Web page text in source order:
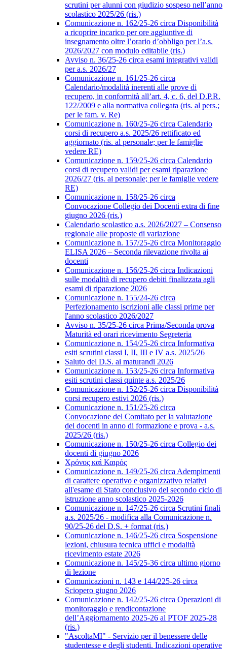
scrutini per alunni con giudizio sospeso nell’anno
scolastico 2025/26 (ris.)
Comunicazione n. 162/25-26 circa Disponibilità
a ricoprire incarico per ore aggiuntive di
insegnamento oltre l’orario d’obbligo per l’a.s.
2026/2027 con modulo editabile (ris.)
Avviso n. 36/25-26 circa esami integrativi validi
per a.s. 2026/27
Comunicazione n. 161/25-26 circa
Calendario/modalità inerenti alle prove di
recupero, in conformità all’art. 4, c. 6, del D.P.R.
122/2009 e alla normativa collegata (ris. al pers.;
per le fam. v. Re)
Comunicazione n. 160/25-26 circa Calendario
corsi di recupero a.s. 2025/26 rettificato ed
aggiornato (ris. al personale; per le famiglie
vedere RE)
Comunicazione n. 159/25-26 circa Calendario
corsi di recupero validi per esami riparazione
2026/27 (ris. al personale; per le famiglie vedere
RE)
Comunicazione n. 158/25-26 circa
Convocazione Collegio dei Docenti extra di fine
giugno 2026 (ris.)
Calendario scolastico a.s. 2026/2027 – Consenso
regionale alle proposte di variazione
Comunicazione n. 157/25-26 circa Monitoraggio
ELISA 2026 – Seconda rilevazione rivolta ai
docenti
Comunicazione n. 156/25-26 circa Indicazioni
sulle modalità di recupero debiti finalizzata agli
esami di riparazione 2026
Comunicazione n. 155/24-26 circa
Perfezionamento iscrizioni alle classi prime per
l'anno scolastico 2026/2027
Avviso n. 35/25-26 circa Prima/Seconda prova
Maturità ed orari ricevimento Segreteria
Comunicazione n. 154/25-26 circa Informativa
esiti scrutini classi I, II, III e IV a.s. 2025/26
Saluto del D.S. ai maturandi 2026
Comunicazione n. 153/25-26 circa Informativa
esiti scrutini classi quinte a.s. 2025/26
Comunicazione n. 152/25-26 circa Disponibilità
corsi recupero estivi 2026 (ris.)
Comunicazione n. 151/25-26 circa
Convocazione del Comitato per la valutazione
dei docenti in anno di formazione e prova - a.s.
2025/26 (ris.)
Comunicazione n. 150/25-26 circa Collegio dei
docenti di giugno 2026
Χρόνος καὶ Καιρός
Comunicazione n. 149/25-26 circa Adempimenti
di carattere operativo e organizzativo relativi
all'esame di Stato conclusivo del secondo ciclo di
istruzione anno scolastico 2025-2026
Comunicazione n. 147/25-26 circa Scrutini finali
a.s. 2025/26 - modifica alla Comunicazione n.
90/25-26 del D.S. + format (ris.)
Comunicazione n. 146/25-26 circa Sospensione
lezioni, chiusura tecnica uffici e modalità
ricevimento estate 2026
Comunicazione n. 145/25-36 circa ultimo giorno
di lezione
Comunicazioni n. 143 e 144/225-26 circa
Sciopero giugno 2026
Comunicazione n. 142/25-26 circa Operazioni di
monitoraggio e rendicontazione
dell’Aggiornamento 2025-26 al PTOF 2025-28
(ris.)
"AscoltaMI" - Servizio per il benessere delle
studentesse e degli studenti. Indicazioni operative